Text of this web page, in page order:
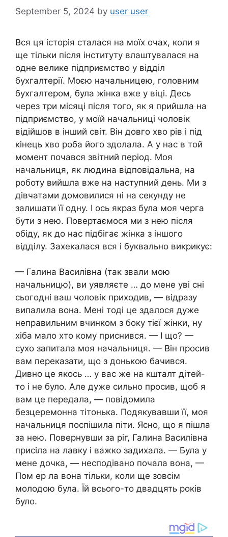
September 5, 2024 by user user
Вся ця історія сталася на моїх очах, коли я
ще тільки після інституту влаштувалася на
одне велике підприємство у відділ
бухгалтерії. Моєю начальницею, головним
бухгалтером, була жінка вже у віці. Десь
через три місяці після того, як я прийшла на
підприємство, у моїй начальниці чоловік
відійшов в інший світ. Він довго хво рів і під
кінець хво роба його здолала. А у нас в той
момент почався звітний період. Моя
начальниця, як людина відповідальна, на
роботу вийшла вже на наступний день. Ми з
дівчатами домовилися ні на секунду не
залишати її одну. І ось якраз була моя черга
бути з нею. Повертаємося ми з нею після
обіду, як до нас підбігає жінка з іншого
відділу. Захекалася вся і буквально викрикує:
— Галина Василівна (так звали мою
начальницю), ви уявляєте … до мене уві сні
сьогодні ваш чоловік приходив, — відразу
випалила вона. Мені тоді це здалося дуже
неправильним вчинком з боку тієї жінки, ну
хіба мало хто кому приснився. — І що? —
сухо запитала моя начальниця. — Він просив
вам переказати, що з донькою бачився.
Дивно це якось … у вас же на кшталт дітей-
то і не було. Але дуже сильно просив, щоб я
вам це передала, — повідомила
безцеремонна тітонька. Подякувавши її, моя
начальниця поспішила піти. Ясно, що я пішла
за нею. Повернувши за ріг, Галина Василівна
присіла на лавку і важко задихала. — Була у
мене дочка, — несподівано почала вона, —
Пом ер ла вона тільки, коли ще зовсім
молодою була. Їй всього-то двадцять років
було.